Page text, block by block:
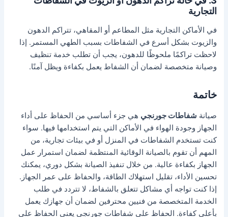
التجارية
في الأماكن التجارية مثل المطاعم أو المقاهي، تتراكم الدهون
والزيوت بشكل أسرع في الشفاطات بسبب الطهي المستمر. إذا
لاحظت تراكمًا ملحوظًا للدهون، يجب أن تطلب خدمة تنظيف
وصيانة متخصصة لضمان أن الشفاط يعمل بكفاءة ويظل آمنًا.
خاتمة
صيانة شفاطات جورنجي هي جزء أساسي من الحفاظ على أداء
الجهاز وجودة الهواء في الأماكن التي يتم استخدامها فيها. سواء
كنت تستخدم الشفاطات في المنزل أو في بيئات تجارية، من
المهم أن تقوم بالصيانة الوقائية المنتظمة لضمان استمرار عمل
الجهاز بكفاءة عالية. من خلال تنفيذ الصيانة بشكل دوري، يمكنك
تحسين الأداء، تقليل استهلاك الطاقة، والحفاظ على عمر الجهاز.
إذا كنت تواجه أي مشاكل تتعلق بالشفاط، لا تتردد في طلب
الخدمة المتخصصة من فنيين محترفين لضمان أن جهازك يعمل
بأعلى كفاءة. الحفاظ على شفاطات جورنجي يعني الحفاظ على